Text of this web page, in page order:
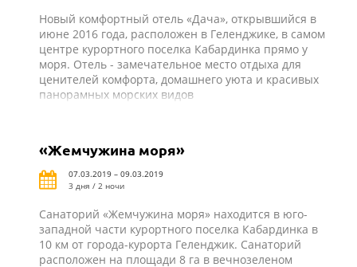
Новый комфортный отель «Дача», открывшийся в
июне 2016 года, расположен в Геленджике, в самом
центре курортного поселка Кабардинка прямо у
моря. Отель - замечательное место отдыха для
ценителей комфорта, домашнего уюта и красивых
панорамных морских видов
«Жемчужина моря»
07.03.2019 – 09.03.2019
3 дня / 2 ночи
Санаторий «Жемчужина моря» находится в юго-
западной части курортного поселка Кабардинка в
10 км от города-курорта Геленджик. Санаторий
расположен на площади 8 га в вечнозеленом